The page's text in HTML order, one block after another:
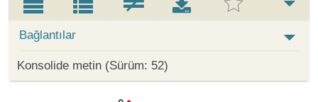
Bağlantılar
Konsolide metin (Sürüm: 52)